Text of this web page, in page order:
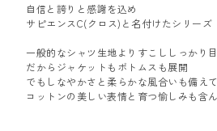
自信と誇りと感謝を込め
サピエンスC(クロス)と名付けたシリーズ
一般的なシャツ生地よりすこししっかり目
だからジャケットもボトムスも展開
でもしなやかさと柔らかな風合いも備えて
コットンの美しい表情と育つ愉しみも含